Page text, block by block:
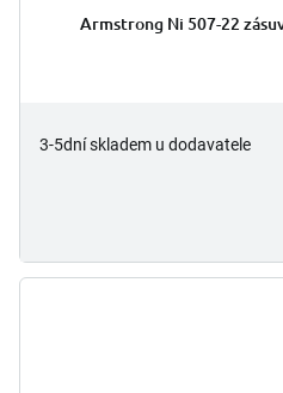
Armstrong Ni 507-22
3-5dní skladem u dodavatele